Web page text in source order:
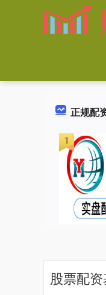
正规配
股票配